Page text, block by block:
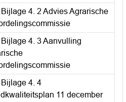
Bijlage 4. 2 Advies Agrarische
Bijlage 4. 3 Aanvulling
Bijlage 4. 4
11 december